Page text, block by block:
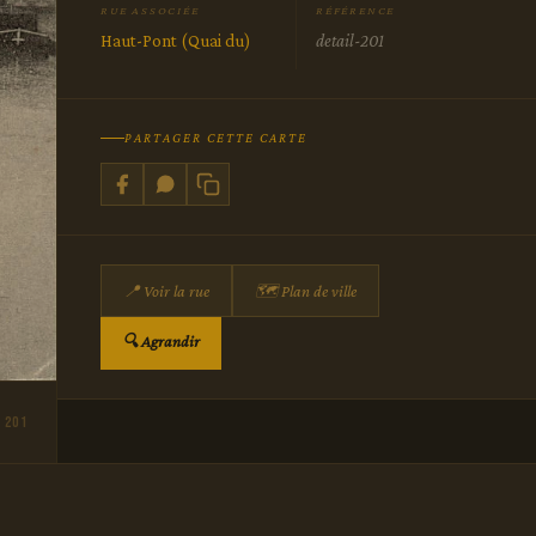
201
RUE ASSOCIÉE
Haut-Pont (Quai du)
RÉFÉRENCE
detail-201
PARTAGER CETTE CARTE
📍 Voir la rue 🗺 Plan de ville
🔍 Agrandir